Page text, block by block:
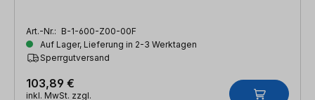
Art.-Nr.: B-1-600-Z00-00F
Auf Lager, Lieferung in 2-3 Werktagen
Sperrgutversand
103,89 €
inkl. MwSt. zzgl.